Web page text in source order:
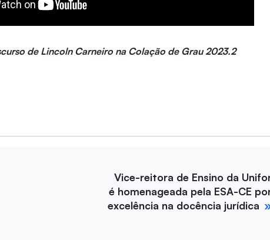
de Lincoln Carneiro na Colação de Grau 2023.2
Vice-reitora de Ensino da
é homenageada pela ESA-CE
excelência na docência jurídica